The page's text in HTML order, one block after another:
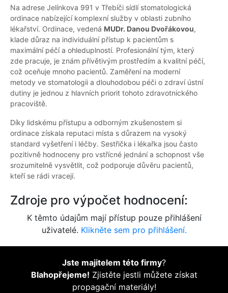
Na adrese Jelínkova 991 v Třebíči sídlí stomatologická
ordinace nabízející komplexní služby v oblasti zubního
lékařství. Ordinace, vedená MUDr. Danou Dvořákovou,
klade důraz na individuální přístup k pacientům s
maximální péčí a ohleduplností. Profesionální tým, který
zde pracuje, je znám přívětivým prostředím a kvalitní péčí,
což oceňuje mnoho pacientů. Zaměření na moderní
metody ve stomatologii a dlouhodobou péči o zdraví ústní
dutiny je jednou z hlavních priorit tohoto zdravotnického
pracoviště.
Díky lidskému přístupu a odborným zkušenostem si
ordinace získala reputaci místa s důrazem na vysoký
standard vyšetření i léčby. Sestřička i lékařka jsou často
pozitivně hodnoceny pro vstřícné jednání a schopnost vše
srozumitelně vysvětlit, což podporuje důvěru pacientů,
kteří se rádi vracejí.
Zdroje pro výpočet hodnocení:
K těmto údajům mají přístup pouze přihlášení
uživatelé. Klikněte sem pro přihlášení.
Jste majitelem této firmy?
Blahopřejeme! Zjistěte jestli můžete získat
propagační materiály!